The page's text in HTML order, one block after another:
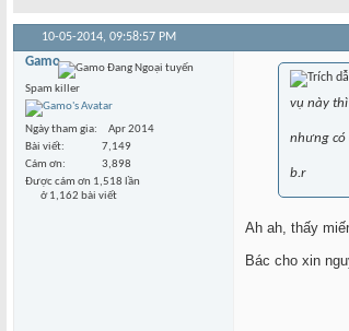
10-05-2014, 09:58:57 PM
Gamo
Spam killer
Ngày tham gia
Apr 2014
Bài viết
7,149
Cám ơn
3,898
Được cám ơn 1,518 lần
ở 1,162 bài viết
vụ này
nhưng có
b.r
Ah ah, thấy
Bác cho xin